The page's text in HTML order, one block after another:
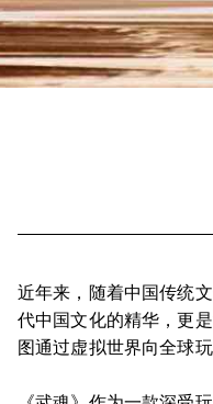
近年来，随着中国传统
代中国文化的精华，更
图通过虚拟世界向全球